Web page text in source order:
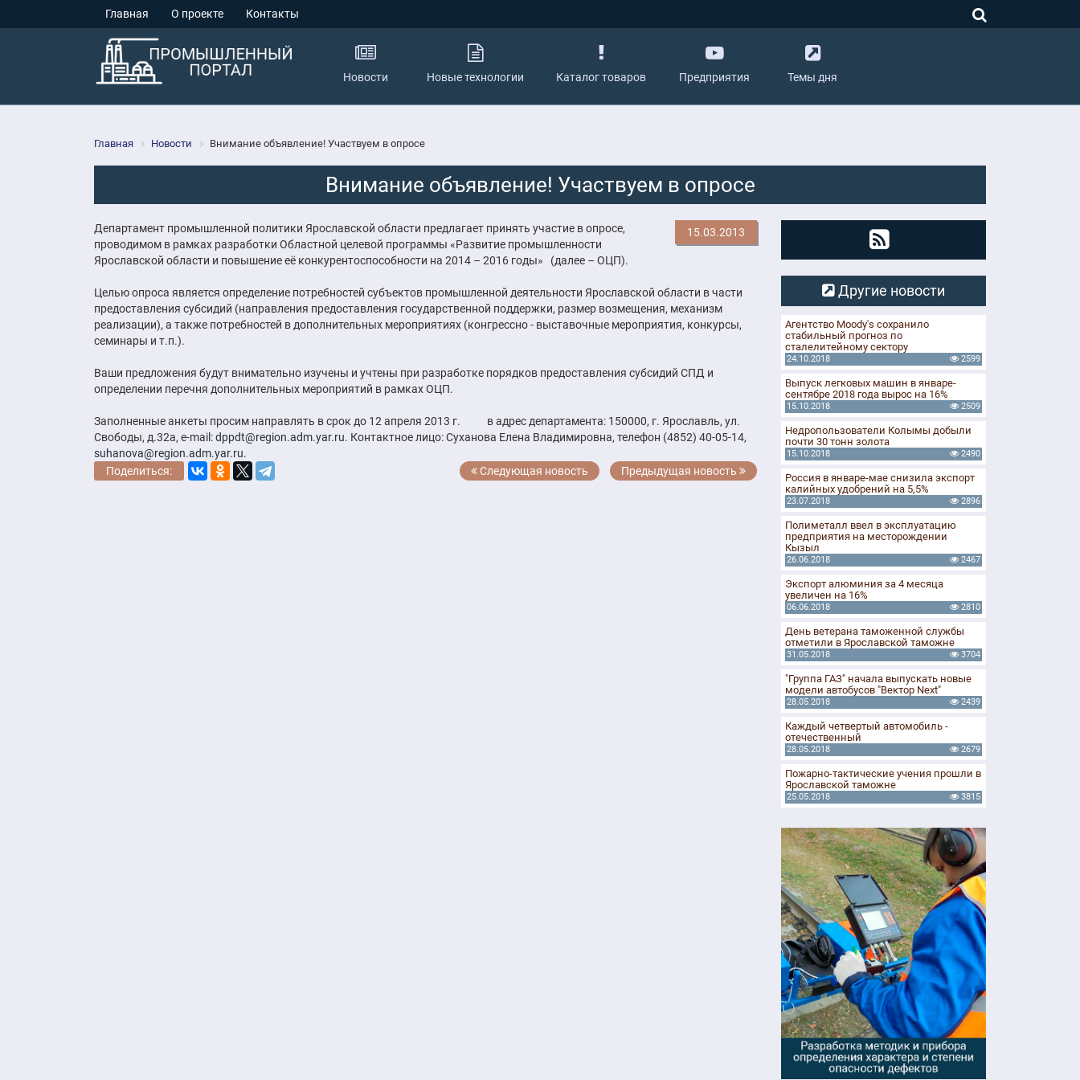
Главная О проекте Контакты
Новости Новые технологии Каталог товаров Предприятия Темы дня
Главная Новости Внимание объявление! Участвуем в опросе
Внимание объявление! Участвуем в опросе
15.03.2013
Департамент промышленной политики Ярославской области предлагает принять участие в опросе,
проводимом в рамках разработки Областной целевой программы «Развитие промышленности
Ярославской области и повышение её конкурентоспособности на 2014 – 2016 годы» (далее – ОЦП).
Целью опроса является определение потребностей субъектов промышленной деятельности Ярославской области в части
предоставления субсидий (направления предоставления государственной поддержки, размер возмещения, механизм
реализации), а также потребностей в дополнительных мероприятиях (конгрессно - выставочные мероприятия, конкурсы,
семинары и т.п.).
Ваши предложения будут внимательно изучены и учтены при разработке порядков предоставления субсидий СПД и
определении перечня дополнительных мероприятий в рамках ОЦП.
Заполненные анкеты просим направлять в срок до 12 апреля 2013 г. в адрес департамента: 150000, г. Ярославль, ул.
Свободы, д.32а, e-mail:dppdt@region.adm.yar.ru. Контактное лицо: Суханова Елена Владимировна, телефон (4852) 40-05-14,
suhanova@region.adm.yar.ru.
Поделиться:
Следующая новость Предыдущая новость
Другие новости
Агентство Moody's сохранило
стабильный прогноз по
сталелитейному сектору
24.10.2018 2599
Выпуск легковых машин в январе-
сентябре 2018 года вырос на 16%
15.10.2018 2509
Недропользователи Колымы добыли
почти 30 тонн золота
15.10.2018 2490
Россия в январе-мае снизила экспорт
калийных удобрений на 5,5%
23.07.2018 2896
Полиметалл ввел в эксплуатацию
предприятия на месторождении
Кызыл
26.06.2018 2467
Экспорт алюминия за 4 месяца
увеличен на 16%
06.06.2018 2810
День ветерана таможенной службы
отметили в Ярославской таможне
31.05.2018 3704
"Группа ГАЗ" начала выпускать новые
модели автобусов "Вектор Next"
28.05.2018 2439
Каждый четвертый автомобиль -
отечественный
28.05.2018 2679
Пожарно-тактические учения прошли в
Ярославской таможне
25.05.2018 3815